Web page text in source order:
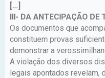
[…]
III- DA ANTECIPAÇÃO DE
Os documentos que
constituem provas
demonstrar a
A violação dos diversos
legais apontados revelam,